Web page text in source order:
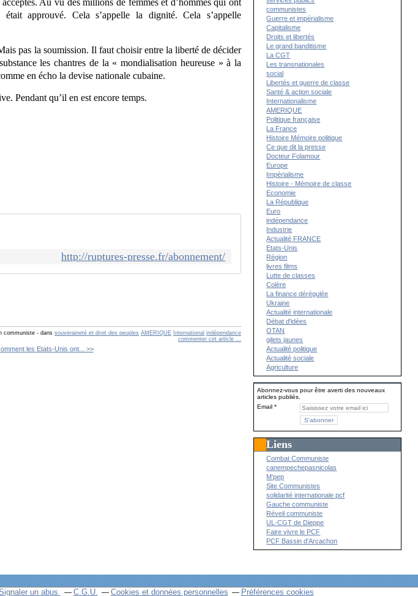
Au vu des millions de femmes et d’hommes qui ont
approuvé. Cela s’appelle la dignité. Cela s’appelle
pas la soumission. Il faut choisir entre la liberté de décider
les chantres de la « mondialisation heureuse » à la
en écho la devise nationale cubaine.
Pendant qu’il en est encore temps.
http://ruptures-presse.fr/abonnement/
communiste - danssouveraineté et droit des peuples AMERIQUE International indépendance
commenter cet article …
les Etats-Unis ont... >>
communistes
Guerre et impérialisme
Capitalisme
Droits et libertés
Le grand banditisme
La CGT
Les transnationales
social
Libertés et guerre de classe
Santé & action sociale
Internationalisme
AMERIQUE
Politique française
La France
Histoire Mémoire politique
Ce que dit la presse
Docteur Folamour
Europe
Impérialisme
Histoire - Mémoire de classe
Economie
La République
Euro
indépendance
Industrie
Actualité FRANCE
Etats-Unis
Région
livres films
Lutte de classes
Colère
La finance dérégulée
Ukraine
Actualité internationale
Débat d'idées
OTAN
gilets jaunes
Actualité politique
Actualité sociale
Agriculture
Abonnez-vous pour être averti des nouveaux
articles publiés.
Email
Liens
Combat Communiste
canempechepasnicolas
M'pep
Site Communistes
solidarité internationale pcf
Gauche communiste
Réveil communiste
UL-CGT de Dieppe
Faire vivre le PCF
PCF Bassin d'Arcachon
un abus C.G.U. Cookies et données personnelles Préférences cookies